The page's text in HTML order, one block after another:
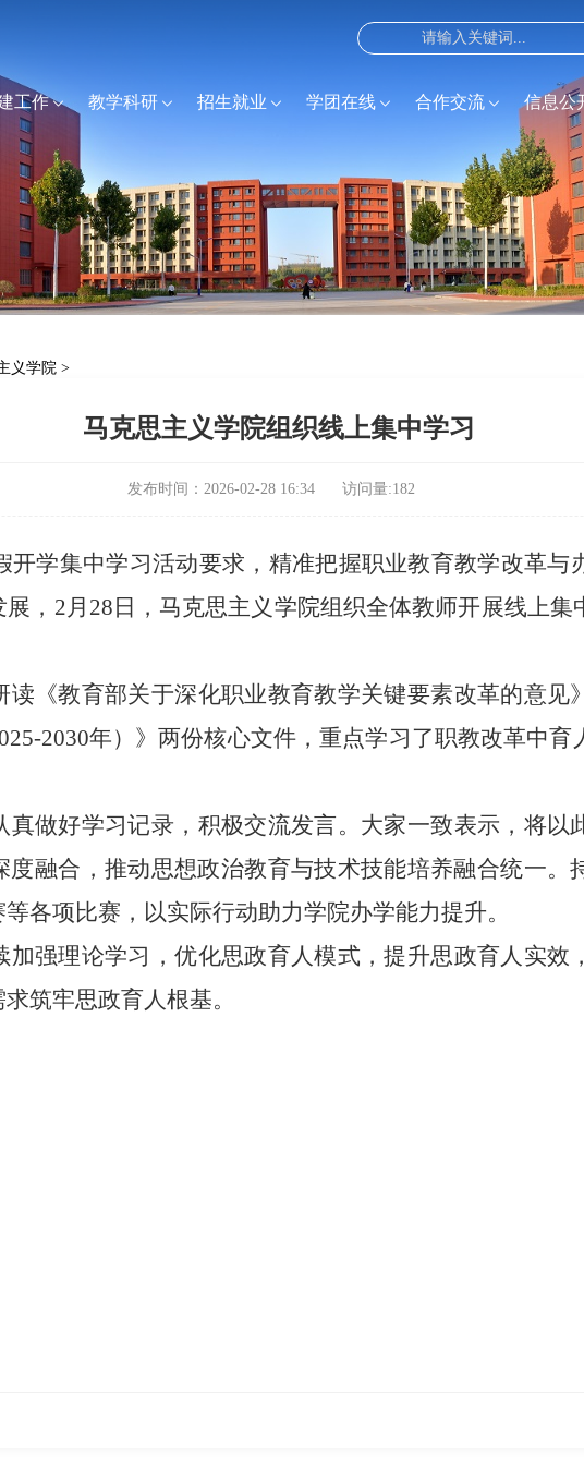
工作 教学科研 招生就业 学团在线 合作交流 信息公
义学院 >
马克思主义学院组织线上集中学习
发布时间：2026-02-28 16:34 访问量:182
开学集中学习活动要求，精准把握职业教育教学改革与
， 2月 28 日，马克思主义学院组织全体教师开展线上
读《教育部关于深化职业教育教学关键要素改革的意见
2030年）》两份核心文件，重点学习了职教改革中育
真做好学习记录，积极交流发言。大家一致表示，将以
度融合，推动思想政治教育与技术技能培养融合统一。
各项比赛，以实际行动助力学院办学能力提升。
加强理论学习，优化思政育人模式，提升思政育人实效
筑牢思政育人根基。